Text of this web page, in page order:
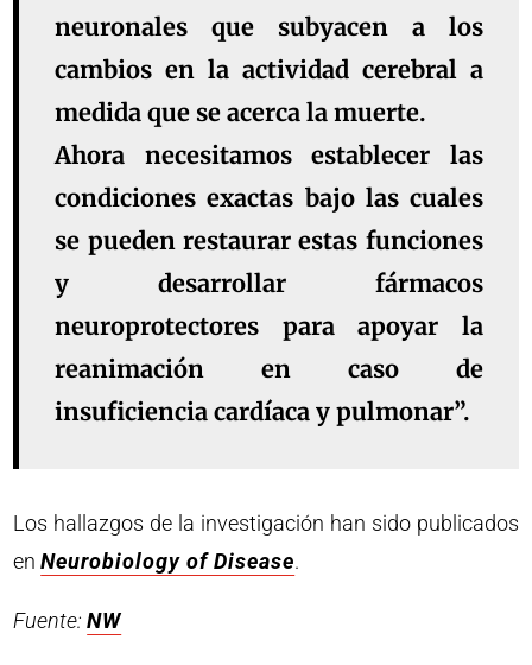
neuronales que subyacen a los
cambios en la actividad cerebral a
medida que se acerca la muerte.
Ahora necesitamos establecer las
condiciones exactas bajo las cuales
se pueden restaurar estas funciones
y desarrollar fármacos
neuroprotectores para apoyar la
reanimación en caso de
insuficiencia cardíaca y pulmonar”.
Los hallazgos de la investigación han sido publicados
enNeurobiology of Disease.
Fuente:NW